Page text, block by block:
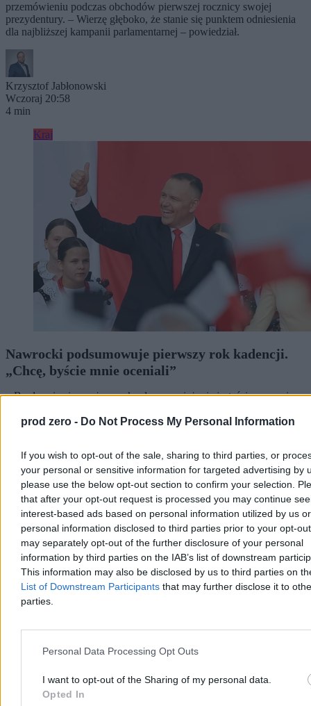
prod zero - Do Not Process My Personal Information
If you wish to opt-out of the sale, sharing to third parties, or
your personal or sensitive information for targeted advertising by
please use the below opt-out section to confirm your selection.
that after your opt-out request is processed you may continue
interest-based ads based on personal information utilized by us or
personal information disclosed to third parties prior to your opt-
may separately opt-out of the further disclosure of your personal
information by third parties on the IAB’s list of downstream
This information may also be disclosed by us to third parties on
List of Downstream Participants that may further disclose it to
parties.
Personal Data Processing Opt Outs
I want to opt-out of the Sharing of my personal data.
Opted In
przemówieniu podczas obchodów pierwszej rocznicy swojej
prezydentury. – Wierzę głęboko, że stanie się punktem odniesienia
dla najbliższej kampanii parlamentarnej – powiedział.
Krzysztof Jabłonowski
Wczoraj 20:58
4 min
Kraj
Nawrocki podsumowuje pierwszy rok kadencji.
„Chcę, byście mnie oceniali”
– Bardzo się cieszę, że w rok od zaprzysiężenia jesteście ze swoim
tym, że mam być waszym głosem w Pałacu Prezydenckim –
zapowiedział, że w ciągu kilku miesięcy będzie przedstawiona
prezydencka strategia rozwoju.
Paweł Żurek
Wczoraj 18:56
6 min
Reklama
Reklama